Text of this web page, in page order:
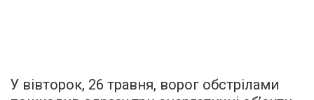
У вівторок, 26 травня, ворог обстрілами